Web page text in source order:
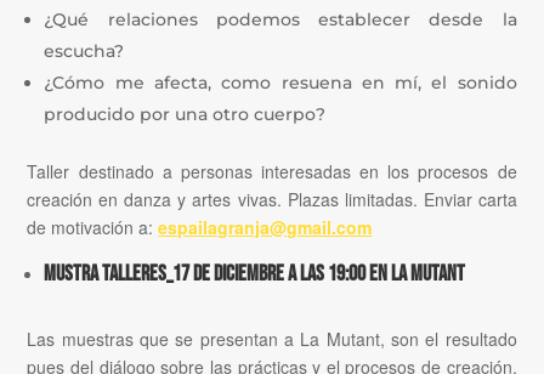
¿Qué relaciones podemos establecer desde la
escucha?
¿Cómo me afecta, como resuena en mí, el sonido
producido por una otro cuerpo?
Taller destinado a personas interesadas en los procesos de
creación en danza y artes vivas. Plazas limitadas. Enviar carta
de motivación a:espailagranja@gmail.com
MUSTRA TALLERES_17 de diciembre a las 19:00 en La Mutant
Las muestras que se presentan a La Mutant, son el resultado
pues del diálogo sobre las prácticas y el procesos de creación,